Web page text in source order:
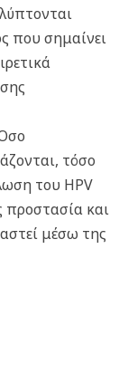
που σημαίνει
τόσο
του HPV
προστασία και
μέσω της